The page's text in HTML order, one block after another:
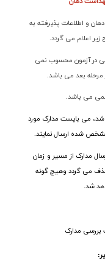
و اطلاعات پذیرفته به
اعلام می گردد.
در آزمون محسوب نمی
مرحله بعد می باشد.
می باشد.
می بایست مدارک مورد
مشخص شده ارسال نمایند.
مدارک از مسیر و زمان
می گردد وهیچ گونه
شد.
مدارک
: